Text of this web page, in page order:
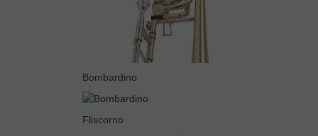
Bombardino
Fliscorno